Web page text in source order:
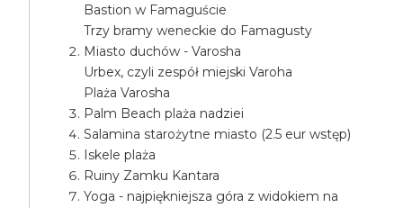
Bastion w Famaguście
Trzy bramy weneckie do Famagusty
Miasto duchów - Varosha
Urbex, czyli zespół miejski Varoha
Plaża Varosha
Palm Beach plaża nadziei
Salamina starożytne miasto (2.5 eur wstęp)
Iskele plaża
Ruiny Zamku Kantara
Yoga - najpiękniejsza góra z widokiem na